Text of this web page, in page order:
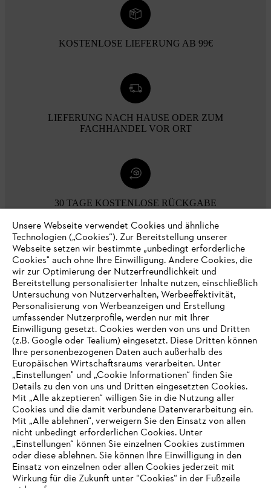
KOSTENLOSE LIEFERUNG AB 99€
LIEFERUNG NACH HAUSE ODER ZUM
FACHHANDEL VOR ORT
30 TAGE KOSTENLOSE RÜCKGABE
Zahlungsmöglichkeiten
Unternehmen
Online Shop
Service
IHR BROWSER WIRD NICHT
UNTERSTÜTZT
Unsere Webseite verwendet Cookies und ähnliche
Technologien („Cookies“). Zur Bereitstellung unserer
Webseite setzen wir bestimmte „unbedingt erforderliche
Cookies" auch ohne Ihre Einwilligung. Andere Cookies, die
wir zur Optimierung der Nutzerfreundlichkeit und
Bereitstellung personalisierter Inhalte nutzen, einschließlich
Untersuchung von Nutzerverhalten, Werbeeffektivität,
Personalisierung von Werbeanzeigen und Erstellung
umfassender Nutzerprofile, werden nur mit Ihrer
Einwilligung gesetzt. Cookies werden von uns und Dritten
(z.B. Google oder Tealium) eingesetzt. Diese Dritten können
Ihre personenbezogenen Daten auch außerhalb des
Europäischen Wirtschaftsraums verarbeiten. Unter
„Einstellungen" und „Cookie Informationen“ finden Sie
Details zu den von uns und Dritten eingesetzten Cookies.
Mit „Alle akzeptieren“ willigen Sie in die Nutzung aller
Cookies und die damit verbundene Datenverarbeitung ein.
Mit „Alle ablehnen“, verweigern Sie den Einsatz von allen
nicht unbedingt erforderlichen Cookies. Unter
„Einstellungen“ können Sie einzelnen Cookies zustimmen
oder diese ablehnen. Sie können Ihre Einwilligung in den
Einsatz von einzelnen oder allen Cookies jederzeit mit
Wirkung für die Zukunft unter “Cookies“ in der Fußzeile